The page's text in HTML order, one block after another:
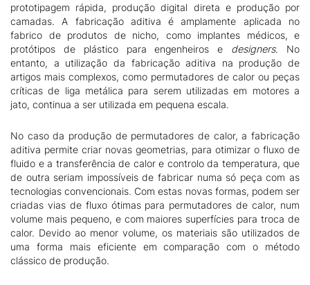
prototipagem rápida, produção digital direta e produção por
camadas. A fabricação aditiva é amplamente aplicada no
fabrico de produtos de nicho, como implantes médicos, e
protótipos de plástico para engenheiros e designers. No
entanto, a utilização da fabricação aditiva na produção de
artigos mais complexos, como permutadores de calor ou peças
críticas de liga metálica para serem utilizadas em motores a
jato, continua a ser utilizada em pequena escala.
No caso da produção de permutadores de calor, a fabricação
aditiva permite criar novas geometrias, para otimizar o fluxo de
fluido e a transferência de calor e controlo da temperatura, que
de outra seriam impossíveis de fabricar numa só peça com as
tecnologias convencionais. Com estas novas formas, podem ser
criadas vias de fluxo ótimas para permutadores de calor, num
volume mais pequeno, e com maiores superfícies para troca de
calor. Devido ao menor volume, os materiais são utilizados de
uma forma mais eficiente em comparação com o método
clássico de produção.